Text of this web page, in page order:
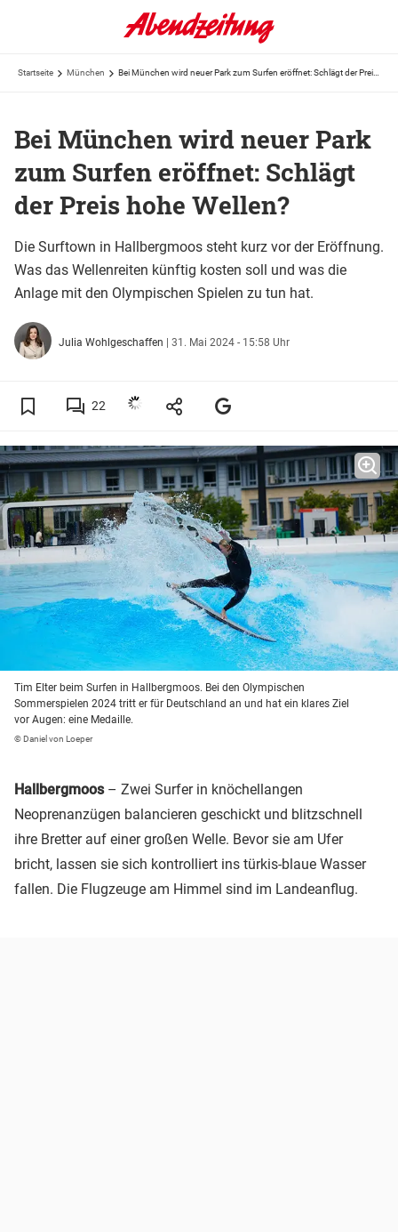
Startseite München
Bei München wird neuer Park
zum Surfen eröffnet: Schlägt
der Preis hohe Wellen?
Die Surftown in Hallbergmoos steht kurz vor der Eröffnung.
Was das Wellenreiten künftig kosten soll und was die
Anlage mit den Olympischen Spielen zu tun hat.
Julia Wohlgeschaffen | 31. Mai 2024 - 15:58 Uhr
22
Tim Elter beim Surfen in Hallbergmoos. Bei den Olympischen
Sommerspielen 2024 tritt er für Deutschland an und hat ein klares Ziel
vor Augen: eine Medaille.
© Daniel von Loeper
Hallbergmoos – Zwei Surfer in knöchellangen
Neoprenanzügen balancieren geschickt und blitzschnell
ihre Bretter auf einer großen Welle. Bevor sie am Ufer
bricht, lassen sie sich kontrolliert ins türkis-blaue Wasser
fallen. Die Flugzeuge am Himmel sind im Landeanflug.